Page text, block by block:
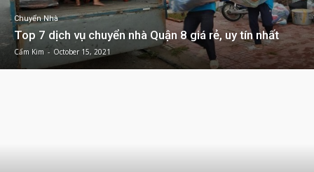
Chuyển Nhà
Top 7 dịch vụ chuyển nhà Quận 8 giá rẻ, uy tín nhất
Cẩm Kim - October 15, 2021